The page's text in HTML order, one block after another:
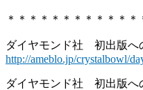
＊＊＊＊＊＊＊＊＊＊＊
ダイヤモンド社 初出版へ
http://ameblo.jp/crystalbowl/
ダイヤモンド社 初出版へ